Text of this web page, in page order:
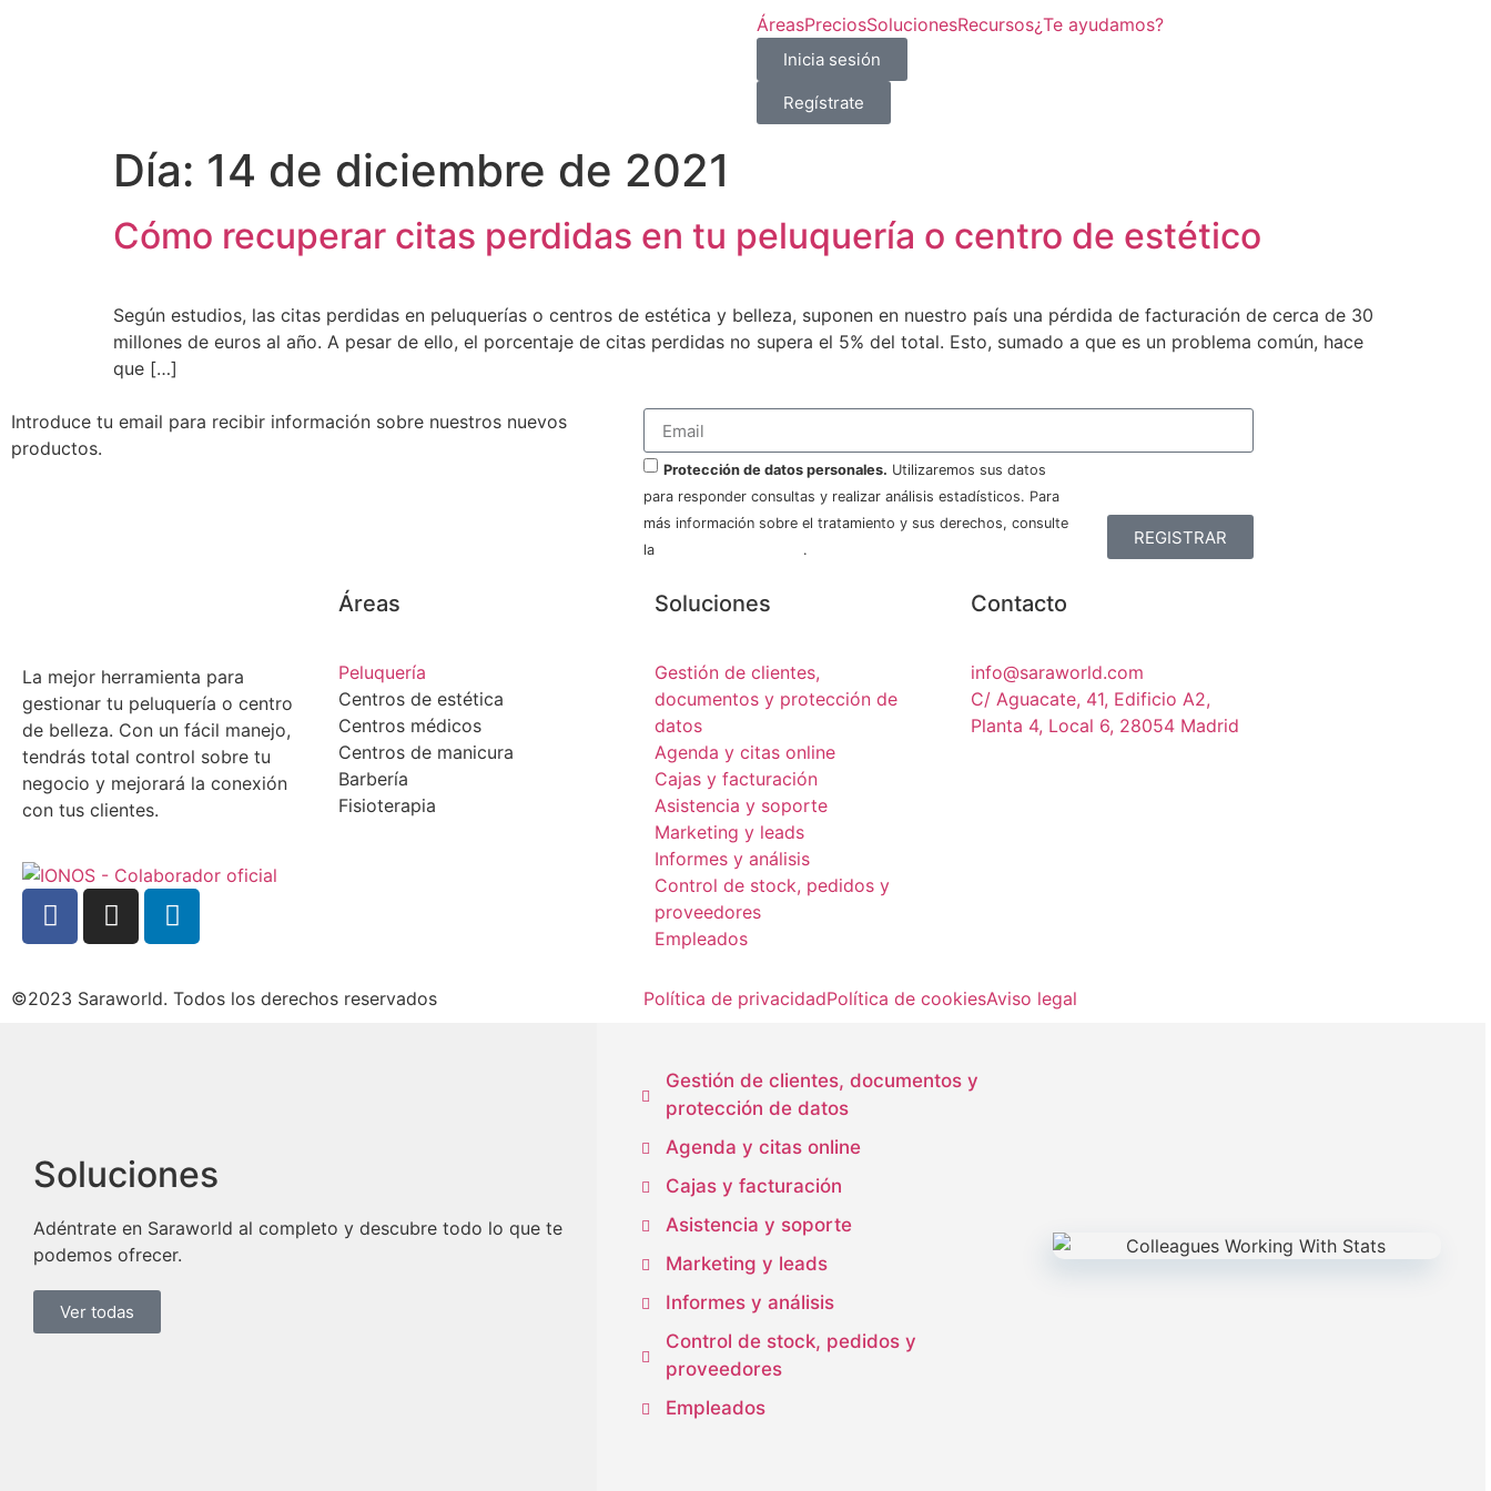
ÁreasPreciosSolucionesRecursos¿Te ayudamos?
Inicia sesión
Regístrate
Día: 14 de diciembre de 2021
Cómo recuperar citas perdidas en tu peluquería o centro de estético
Según estudios, las citas perdidas en peluquerías o centros de estética y belleza, suponen en nuestro país una pérdida de facturación de cerca de 30
millones de euros al año. A pesar de ello, el porcentaje de citas perdidas no supera el 5% del total. Esto, sumado a que es un problema común, hace
que […]
Introduce tu email para recibir información sobre nuestros nuevos
productos.
Protección de datos personales. Utilizaremos sus datos
para responder consultas y realizar análisis estadísticos. Para
más información sobre el tratamiento y sus derechos, consulte
la
.
REGISTRAR
La mejor herramienta para
gestionar tu peluquería o centro
de belleza. Con un fácil manejo,
tendrás total control sobre tu
negocio y mejorará la conexión
con tus clientes.
Áreas
Peluquería
Centros de estética
Centros médicos
Centros de manicura
Barbería
Fisioterapia
Soluciones
Gestión de clientes,
documentos y protección de
datos
Agenda y citas online
Cajas y facturación
Asistencia y soporte
Marketing y leads
Informes y análisis
Control de stock, pedidos y
proveedores
Empleados
Contacto
info@saraworld.com
C/ Aguacate, 41, Edificio A2,
Planta 4, Local 6, 28054 Madrid
©2023 Saraworld. Todos los derechos reservados Política de privacidadPolítica de cookiesAviso legal
Soluciones
Adéntrate en Saraworld al completo y descubre todo lo que te
podemos ofrecer.
Ver todas
Gestión de clientes, documentos y
protección de datos
Agenda y citas online
Cajas y facturación
Asistencia y soporte
Marketing y leads
Informes y análisis
Control de stock, pedidos y
proveedores
Empleados